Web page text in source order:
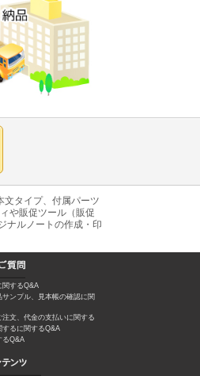
文タイプ、付属パーツ
や販促ツール（販促
ナルノートの作成・印
関するQ&A
サンプル、見本帳の確認に関
注文、代金の支払いに関する
するに関するQ&A
るQ&A